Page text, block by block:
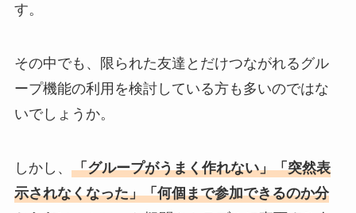
す。
その中でも、限られた友達とだけつながれるグル
ープ機能の利用を検討している方も多いのではな
いでしょうか。
しかし、 「グループがうまく作れない」「突然表
示されなくなった」「何個まで参加できるのか分